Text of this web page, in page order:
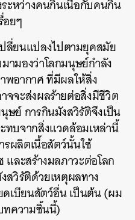
ะหว่างคนกินเนื้อกับคนกิน
ยๆ
ลี่ยนแปลงไปตามยุคสมัย
มองว่าโลกมนุษย์กำลัง
พอากาศ ที่มีผลให้สิ่ง
จะส่งผลร้ายต่อสิ่งมีชีวิต
ย์ การกินมังสวิรัติจึงเป็น
บจากสิ่งแวดล้อมเหล่านี้
รผลิตเนื้อสัตว์นั้นใช้
ละสร้างมลภาวะต่อโลก
สวิรัติด้วยเหตุผลทาง
ดเบียนสัตว์อื่น เป็นต้น (ผม
ทความชิ้นนี้)